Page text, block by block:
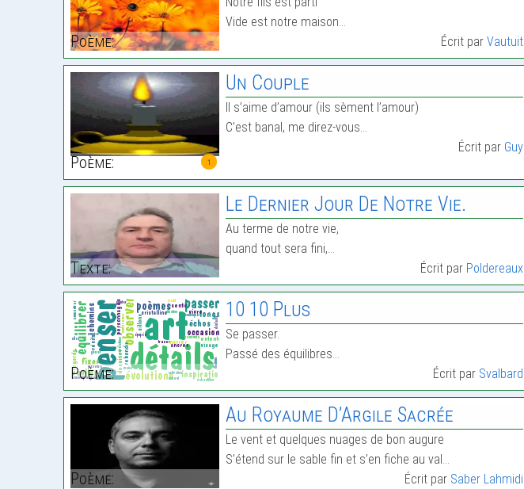
Poème:
Vide est notre maison…
Écrit parVautuit
1
Poème:
Un Couple
Il s’aime d’amour (ils sèment l’amour)
C’est banal, me direz-vous…
Écrit par Guy
Texte:
Le Dernier Jour De Notre Vie.
Au terme de notre vie,
quand tout sera fini,…
Écrit par Poldereaux
Poème:
10 10 Plus
Se passer.
Passé des équilibres…
Écrit par Svalbard
Poème:
Au Royaume D’Argile Sacrée
Le vent et quelques nuages de bon augure
S’étend sur le sable fin et s’en fiche au val…
Écrit par Saber Lahmidi